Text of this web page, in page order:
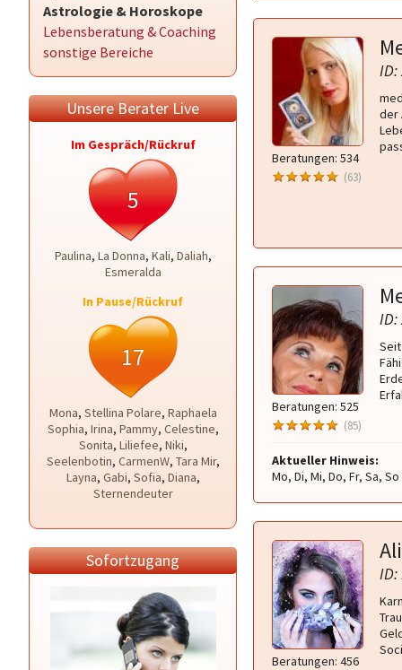
Astrologie & Horoskope
Lebensberatung & Coaching
sonstige Bereiche
Unsere Berater Live
Im Gespräch/Rückruf
5
Paulina, La Donna, Kali, Daliah,
Esmeralda
In Pause/Rückruf
17
Mona, Stellina Polare, Raphaela
Sophia, Irina, Pammy, Celestine,
Sonita, Liliefee, Niki,
Seelenbotin, CarmenW, Tara Mir,
Layna, Gabi, Sofia, Diana,
Sternendeuter
Sofortzugang
Beratungen: 534
(63)
ID:
der
Beratungen: 525
(85)
ID:
Aktueller Hinweis:
Mo, Di, Mi, Do, Fr, Sa,
Beratungen: 456
ID: